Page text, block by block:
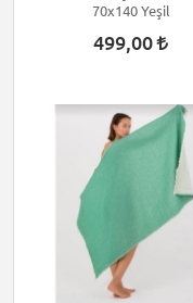
70x140 Yeşil
499,00